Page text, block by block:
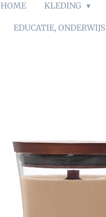
HOME KLEDING
EDUCATIE,